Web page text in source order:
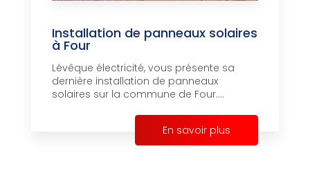
Installation de panneaux solaires
à Four
Lévêque électricité, vous présente sa
dernière installation de panneaux
solaires sur la commune de Four....
En savoir plus